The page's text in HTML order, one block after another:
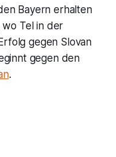
Bayern erhalten
Tel in der
gegen Slovan
gegen den
.